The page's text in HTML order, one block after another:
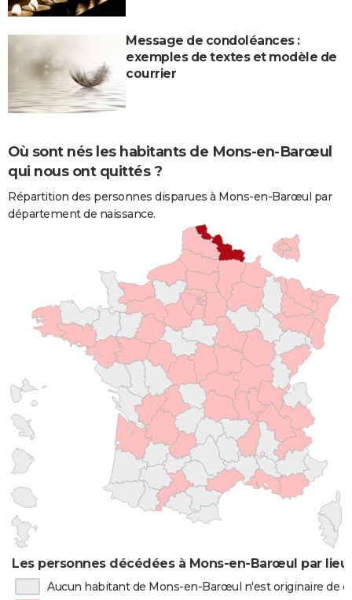
Message de condoléances :
exemples de textes et modèle de
courrier
Où sont nés les habitants de Mons-en-Barœul
qui nous ont quittés ?
Répartition des personnes disparues à Mons-en-Barœul par
département de naissance.
Les personnes décédées à Mons-en-Barœul par lieu
Aucun habitant de Mons-en-Barœul n'est originaire de